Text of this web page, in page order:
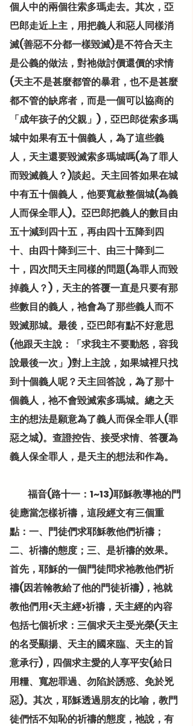
個人中的兩個往索多瑪走去。其次，亞
巴郎走近上主，用把義人和惡人同樣消
滅(善惡不分都一樣毀滅)是不符合天主
是公義的做法，對祂做討價還價的求情
(天主不是甚麼都管的暴君，也不是甚麼
都不管的缺席者，而是一個可以協商的
「成年孩子的父親」)，亞巴郎從索多瑪
城中如果有五十個義人，為了這些義
人，天主還要毀滅索多瑪城嗎(為了罪人
而毀滅義人？)談起。天主回答如果在城
中有五十個義人，他要寬赦整個城(為義
人而保全罪人)。亞巴郎把義人的數目由
五十減到四十五，再由四十五降到四
十、由四十降到三十、由三十降到二
十，四次問天主同樣的問題(為罪人而毀
掉義人？)，天主的答覆一直是只要有那
些數目的義人，祂會為了那些義人而不
毀滅那城。最後，亞巴郎有點不好意思
(他跟天主說：「求我主不要動怒，容我
說最後一次」)對上主說，如果城裡只找
到十個義人呢？天主回答說，為了那十
個義人，祂不會毀滅索多瑪城。總之天
主的想法是願意為了義人而保全罪人(罪
惡之城)。查證控告、接受求情、答覆為
義人保全罪人，是天主的想法和作為。
徒應當怎樣祈禱，這段經文有三個重
點：一、門徒們求耶穌教他們祈禱；
二、祈禱的態度；三、是祈禱的效果。
首先，耶穌的一個門徒問求祂教他們祈
禱(因若翰教給了他的門徒祈禱)，祂就
教他們用<天主經>祈禱，天主經的內容
包括七個祈求：三個求天主受光榮(天主
的名受顯揚、天主的國來臨、天主的旨
意承行)，四個求主愛的人享平安(給日
用糧、寬恕罪過、勿陷於誘惑、免於兇
惡)。其次，耶穌透過朋友的比喻，教門
徒們恬不知恥的祈禱的態度，祂說，有